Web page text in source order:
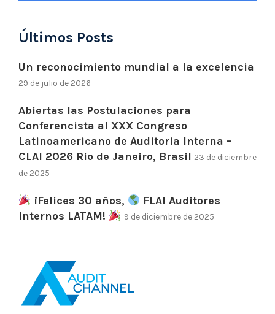
Últimos Posts
Un reconocimiento mundial a la excelencia
29 de julio de 2026
Abiertas las Postulaciones para
Conferencista al XXX Congreso
Latinoamericano de Auditoria Interna –
CLAI 2026 Rio de Janeiro, Brasil 23 de diciembre
de 2025
¡Felices 30 años,
FLAI Auditores
Internos LATAM!
9 de diciembre de 2025